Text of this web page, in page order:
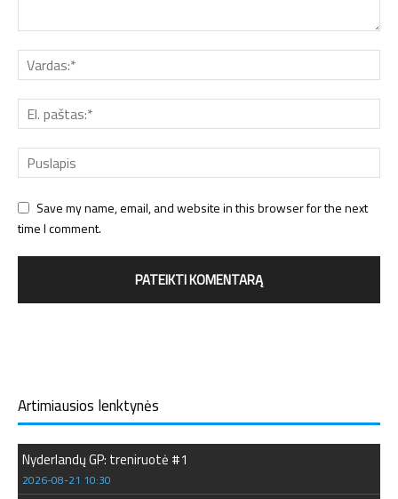
Save my name, email, and website in this browser for the next
time I comment.
Artimiausios lenktynės
Nyderlandų GP: treniruotė #1
2026-08-21 10:30